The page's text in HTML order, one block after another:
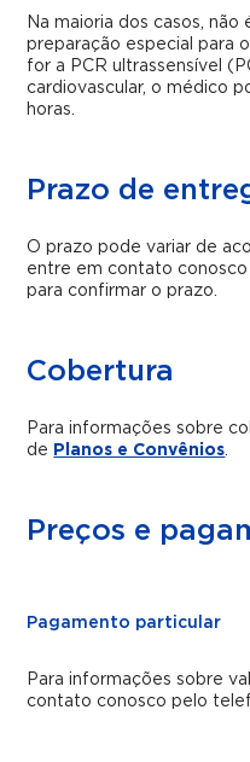
Na maioria dos casos, não
preparação especial para
for a PCR ultrassensível
cardiovascular, o médico
horas.
Prazo de
O prazo pode variar de
entre em contato
para confirmar o prazo.
Cobertura
Para informações sobre
de Planos e Convênios.
Preços e
Pagamento particular
Para informações sobre
contato conosco pelo